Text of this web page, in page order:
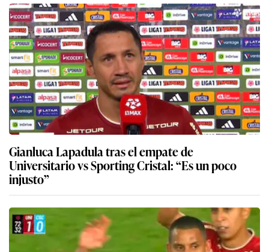
Gianluca Lapadula tras el empate de
Universitario vs Sporting Cristal: “Es un poco
injusto”